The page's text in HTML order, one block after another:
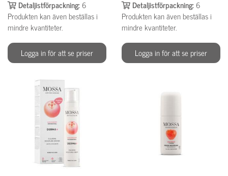
Detaljistförpackning:6
Produkten kan även beställas i
mindre kvantiteter.
Logga in för att se priser
Detaljistförpackning:6
Produkten kan även beställas i
mindre kvantiteter.
Logga in för att se priser